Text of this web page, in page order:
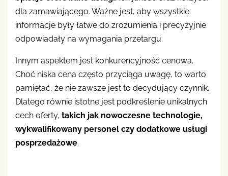
dla zamawiającego. Ważne jest, aby wszystkie
informacje były łatwe do zrozumienia i precyzyjnie
odpowiadały na wymagania przetargu.
Innym aspektem jest konkurencyjność cenowa.
Choć niska cena często przyciąga uwagę, to warto
pamiętać, że nie zawsze jest to decydujący czynnik.
Dlatego równie istotne jest podkreślenie unikalnych
cech oferty, takich jak nowoczesne technologie,
wykwalifikowany personel czy dodatkowe usługi
posprzedażowe.